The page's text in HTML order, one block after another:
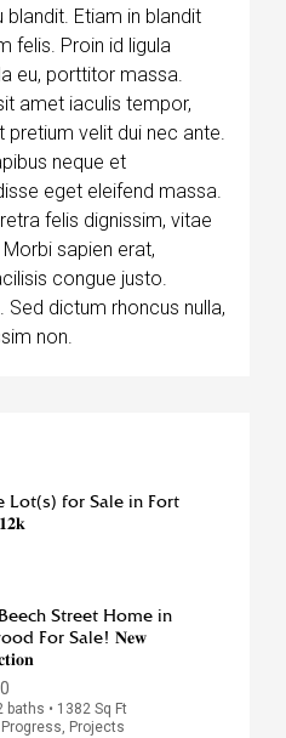
Etiam in blandit
felis. Proin id ligula
eu, porttitor massa.
amet iaculis tempor,
pretium velit dui nec ante.
neque et
eget eleifend massa.
felis dignissim, vitae
sapien erat,
congue justo.
Sed dictum rhoncus nulla,
non.
Lot(s) for Sale in Fort
Street Home in
For Sale! 𝐍𝐞𝐰
baths • 1382 Sq Ft
Progress, Projects